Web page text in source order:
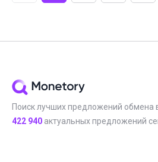
Поиск лучших предложений обмена
422 940 актуальных предложений